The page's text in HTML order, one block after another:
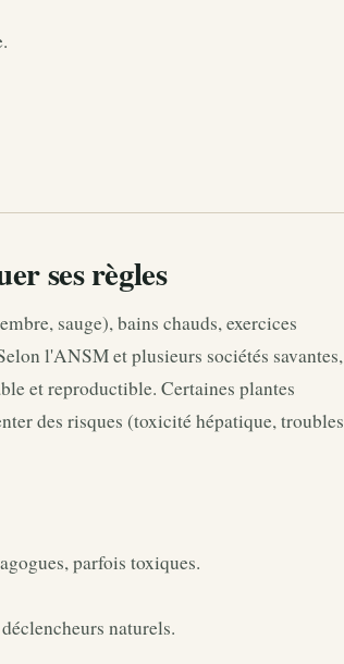
ses règles
sauge), bains chauds, exercices
l'ANSM et plusieurs sociétés savantes,
et reproductible. Certaines plantes
des risques (toxicité hépatique, troubles
parfois toxiques.
naturels.